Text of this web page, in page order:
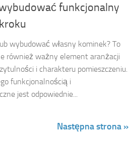
funkcjonalny
wybudować własny kominek? To
również ważny element aranżacji
i charakteru pomieszczeniu.
funkcjonalnością i
jest odpowiednie...
Następna strona »